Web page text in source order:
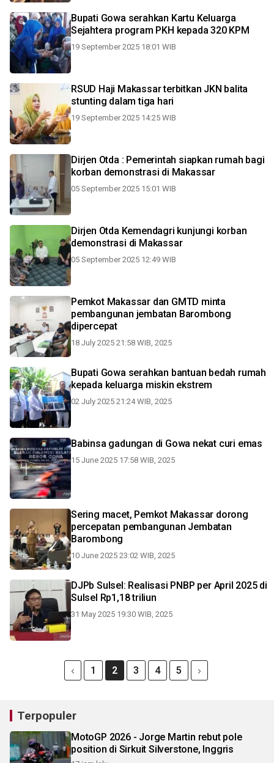
Bupati Gowa serahkan Kartu Keluarga
Sejahtera program PKH kepada 320 KPM
19 September 2025 18:01 WIB
RSUD Haji Makassar terbitkan JKN balita
stunting dalam tiga hari
19 September 2025 14:25 WIB
Dirjen Otda : Pemerintah siapkan rumah bagi
korban demonstrasi di Makassar
05 September 2025 15:01 WIB
Dirjen Otda Kemendagri kunjungi korban
demonstrasi di Makassar
05 September 2025 12:49 WIB
Pemkot Makassar dan GMTD minta
pembangunan jembatan Barombong
dipercepat
18 July 2025 21:58 WIB, 2025
Bupati Gowa serahkan bantuan bedah rumah
kepada keluarga miskin ekstrem
02 July 2025 21:24 WIB, 2025
Babinsa gadungan di Gowa nekat curi emas
15 June 2025 17:58 WIB, 2025
Sering macet, Pemkot Makassar dorong
percepatan pembangunan Jembatan
Barombong
10 June 2025 23:02 WIB, 2025
DJPb Sulsel: Realisasi PNBP per April 2025 di
Sulsel Rp1,18 triliun
31 May 2025 19:30 WIB, 2025
1 2 3 4 5
Terpopuler
MotoGP 2026 - Jorge Martin rebut pole
position di Sirkuit Silverstone, Inggris